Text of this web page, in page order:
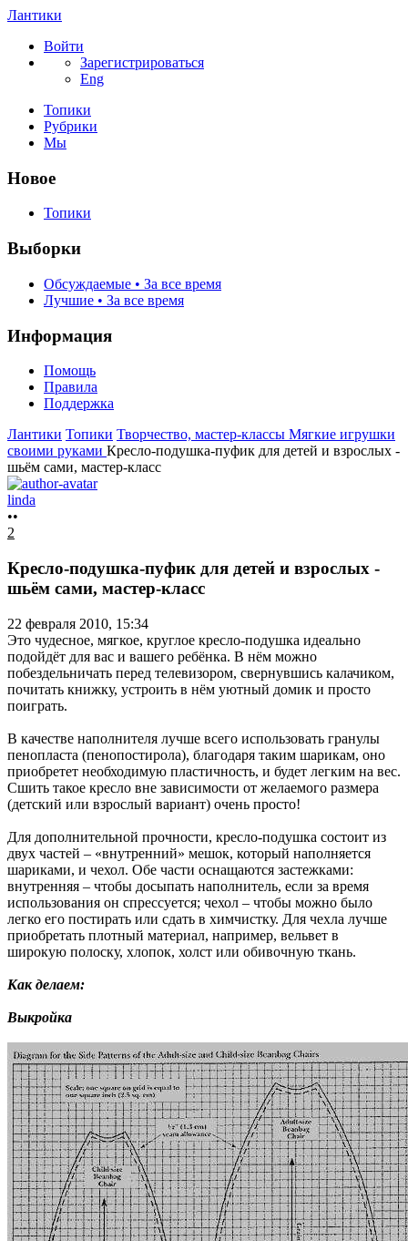
Лантики
Войти
Зарегистрироваться
Eng
Топики
Рубрики
Мы
Новое
Топики
Выборки
Обсуждаемые • За все время
Лучшие • За все время
Информация
Помощь
Правила
Поддержка
Лантики Топики Творчество, мастер-классы Мягкие игрушки
своими руками Кресло-подушка-пуфик для детей и взрослых -
шьём сами, мастер-класс
linda
••
2
Кресло-подушка-пуфик для детей и взрослых -
шьём сами, мастер-класс
22 февраля 2010, 15:34
Это чудесное, мягкое, круглое кресло-подушка идеально
подойдёт для вас и вашего ребёнка. В нём можно
побездельничать перед телевизором, свернувшись калачиком,
почитать книжку, устроить в нём уютный домик и просто
поиграть.
В качестве наполнителя лучше всего использовать гранулы
пенопласта (пенопостирола), благодаря таким шарикам, оно
приобретет необходимую пластичность, и будет легким на вес.
Сшить такое кресло вне зависимости от желаемого размера
(детский или взрослый вариант) очень просто!
Для дополнительной прочности, кресло-подушка состоит из
двух частей – «внутренний» мешок, который наполняется
шариками, и чехол. Обе части оснащаются застежками:
внутренняя – чтобы досыпать наполнитель, если за время
использования он спрессуется; чехол – чтобы можно было
легко его постирать или сдать в химчистку. Для чехла лучше
приобретать плотный материал, например, вельвет в
широкую полоску, хлопок, холст или обивочную ткань.
Как делаем:
Выкройка